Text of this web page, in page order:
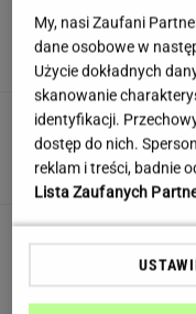
MATERIAŁ
Wzięli
się
My, nasi Zaufani
dane osobowe w
Użycie dokładnych
skanowanie
identyfikacji.
dostęp do nich.
reklam i treści, badnie
Lista Zaufanych